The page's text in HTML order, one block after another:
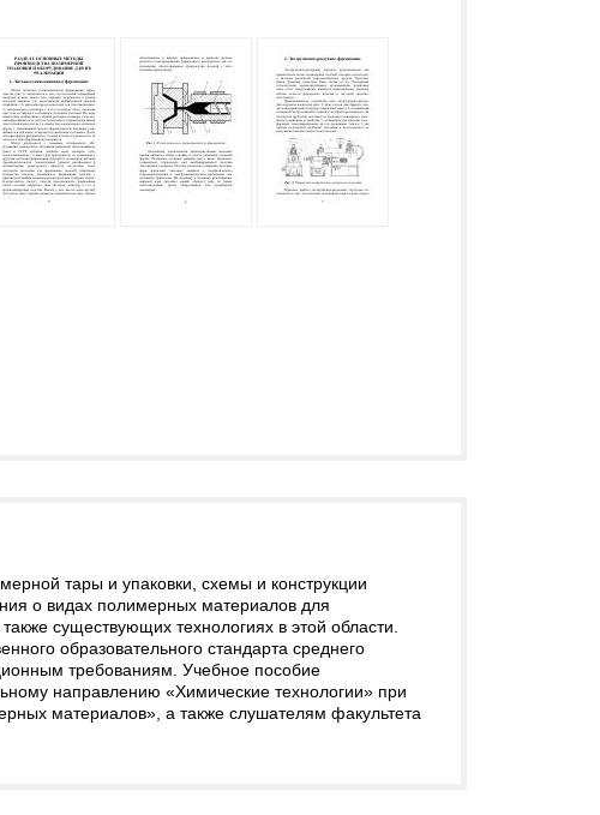
тары и упаковки, схемы и конструкции
о видах полимерных материалов для
существующих технологиях в этой области.
образовательного стандарта среднего
требованиям. Учебное пособие
направлению «Химические технологии» при
материалов», а также слушателям факультета